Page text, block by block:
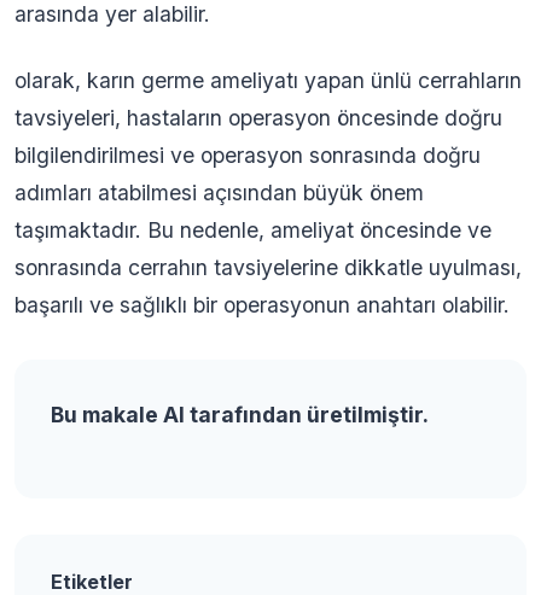
arasında yer alabilir.
olarak, karın germe ameliyatı yapan ünlü cerrahların
tavsiyeleri, hastaların operasyon öncesinde doğru
bilgilendirilmesi ve operasyon sonrasında doğru
adımları atabilmesi açısından büyük önem
taşımaktadır. Bu nedenle, ameliyat öncesinde ve
sonrasında cerrahın tavsiyelerine dikkatle uyulması,
başarılı ve sağlıklı bir operasyonun anahtarı olabilir.
Bu makale AI tarafından üretilmiştir.
Etiketler